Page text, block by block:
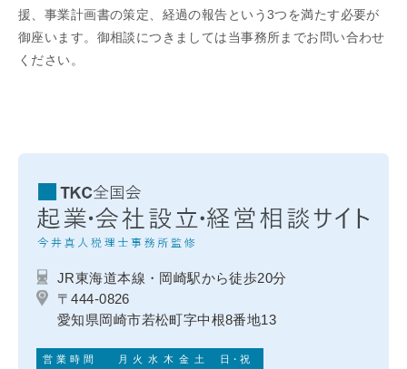
援、事業計画書の策定、経過の報告という3つを満たす必要が
御座います。御相談につきましては当事務所までお問い合わせ
ください。
JR東海道本線・岡崎駅から徒歩20分
〒444-0826
愛知県岡崎市若松町字中根8番地13
営業時間 月 火 水 木 金 土 日・祝